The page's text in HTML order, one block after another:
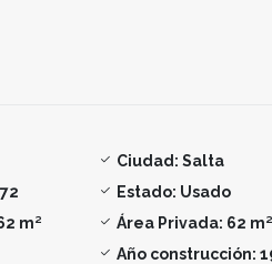
Ciudad: Salta
Estado: Usado
m² Área Privada: 62
Año construcción: